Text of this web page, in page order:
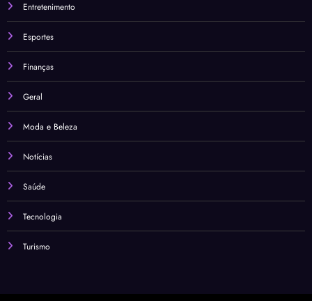
Entretenimento
Esportes
Finanças
Geral
Moda e Beleza
Notícias
Saúde
Tecnologia
Turismo